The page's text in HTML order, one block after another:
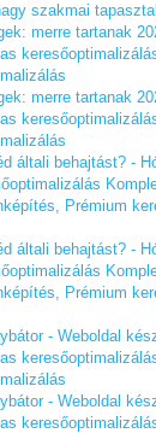
szakmai
merre tartanak
merre tartanak
általi behajtást? -
Prémium
általi behajtást? -
Prémium
- Weboldal
- Weboldal